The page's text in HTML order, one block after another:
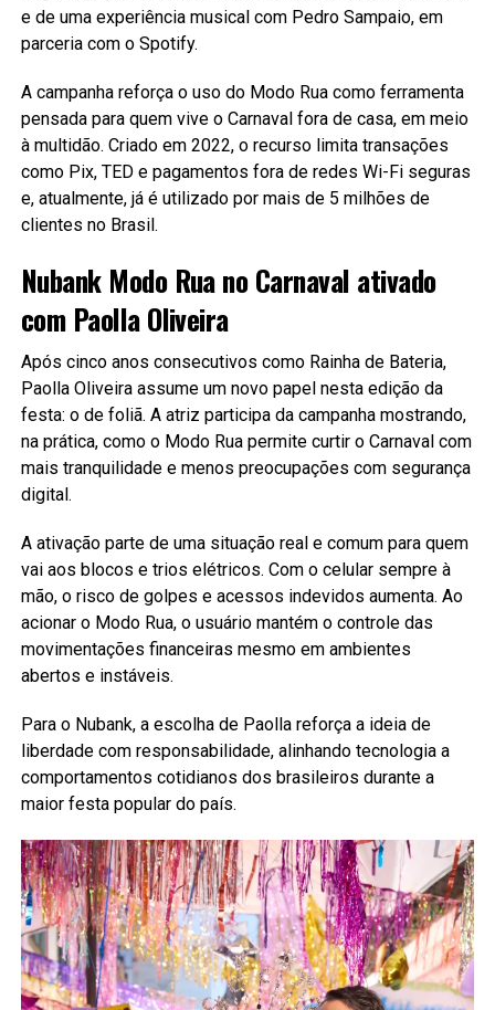
e de uma experiência musical com Pedro Sampaio, em
parceria com o Spotify.
A campanha reforça o uso do Modo Rua como ferramenta
pensada para quem vive o Carnaval fora de casa, em meio
à multidão. Criado em 2022, o recurso limita transações
como Pix, TED e pagamentos fora de redes Wi-Fi seguras
e, atualmente, já é utilizado por mais de 5 milhões de
clientes no Brasil.
Nubank Modo Rua no Carnaval ativado
com Paolla Oliveira
Após cinco anos consecutivos como Rainha de Bateria,
Paolla Oliveira assume um novo papel nesta edição da
festa: o de foliã. A atriz participa da campanha mostrando,
na prática, como o Modo Rua permite curtir o Carnaval com
mais tranquilidade e menos preocupações com segurança
digital.
A ativação parte de uma situação real e comum para quem
vai aos blocos e trios elétricos. Com o celular sempre à
mão, o risco de golpes e acessos indevidos aumenta. Ao
acionar o Modo Rua, o usuário mantém o controle das
movimentações financeiras mesmo em ambientes
abertos e instáveis.
Para o Nubank, a escolha de Paolla reforça a ideia de
liberdade com responsabilidade, alinhando tecnologia a
comportamentos cotidianos dos brasileiros durante a
maior festa popular do país.